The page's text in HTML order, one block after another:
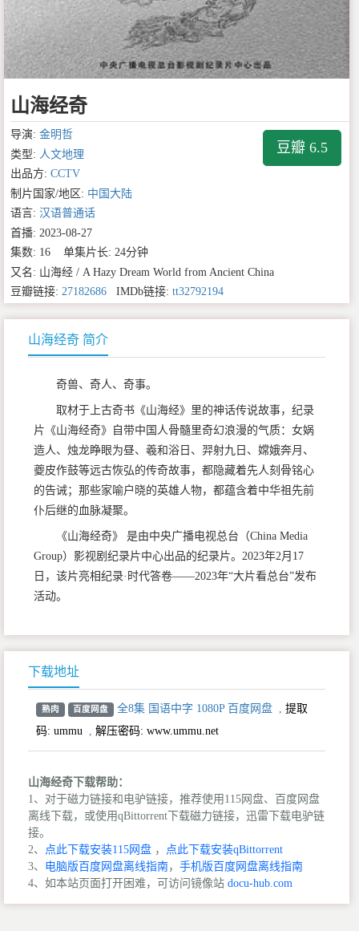
山海经奇
豆瓣 6.5
导演: 金明哲
类型: 人文地理
出品方: CCTV
制片国家/地区: 中国大陆
语言: 汉语普通话
首播: 2023-08-27
集数: 16 单集片长: 24分钟
又名: 山海经 / A Hazy Dream World from Ancient China
豆瓣链接: 27182686 IMDb链接: tt32792194
山海经奇 简介
奇兽、奇人、奇事。
取材于上古奇书《山海经》里的神话传说故事，纪录
片《山海经奇》自带中国人骨髓里奇幻浪漫的气质：女娲
造人、烛龙睁眼为昼、羲和浴日、羿射九日、嫦娥奔月、
夔皮作鼓等远古恢弘的传奇故事，都隐藏着先人刻骨铭心
的告诫；那些家喻户晓的英雄人物，都蕴含着中华祖先前
仆后继的血脉凝聚。
《山海经奇》 是由中央广播电视总台（China Media
Group）影视剧纪录片中心出品的纪录片。2023年2月17
日，该片亮相纪录·时代答卷——2023年“大片看总台”发布
活动。
下载地址
熟肉 百度网盘 全8集 国语中字 1080P 百度网盘
提取
码: ummu 解压密码: www.ummu.net
山海经奇下载帮助：
1、对于磁力链接和电驴链接，推荐使用115网盘、百度网盘
离线下载，或使用qBittorrent下载磁力链接，迅雷下载电驴链
接。
2、
点此下载安装115网盘 ，
点此下载安装qBittorrent
3、
电脑版百度网盘离线指南， 手机版百度网盘离线指南
4、如本站页面打开困难，可访问镜像站 docu-hub.com